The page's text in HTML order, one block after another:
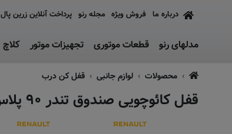
درباره ما فروش ویژه مجله رنو پرداخت آنلاین زرین پال
مدلهای رنو قطعات موتوری تجهیزات موتور کلاچ
محصولات لوازم جانبی قفل کن درب
قفل کائوچویی صندوق تندر ۹۰ پلاس، ساندرو و استپ وی